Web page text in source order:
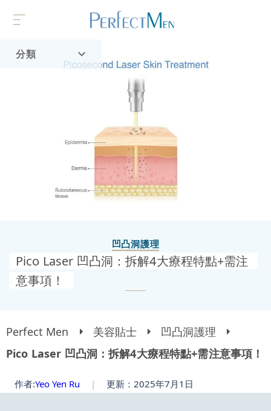
分類
凹凸洞護理
Pico Laser 凹凸洞：拆解4大療程特點+需注
意事項！
Perfect Men 美容貼士
凹凸洞護理
Pico Laser 凹凸洞：拆解4大療程特點+需注意事項！
作者:Yeo Yen Ru | 更新：2025年7月1日